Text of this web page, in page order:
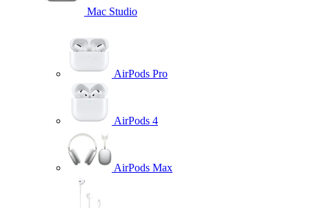
Mac Studio
AirPods Pro
AirPods 4
AirPods Max